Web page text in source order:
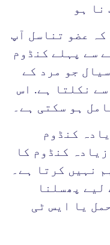
ہو
عضو تناسل آپ
سے پہلے کنڈوم
جو مرد کے
نکلتا ہے. اس
ہو سکتی ہے۔
کنڈوم
کنڈوم کا
نہیں کرتا ہے۔
لیے پھسلنا
یا ایس ٹی